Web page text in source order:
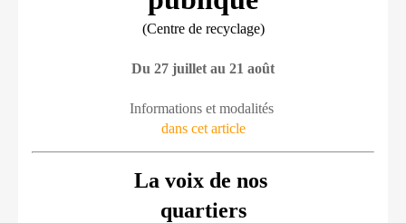
(Centre de recyclage)
Du 27 juillet au 21 août
Informations et modalités
dans cet article
La voix de nos
quartiers